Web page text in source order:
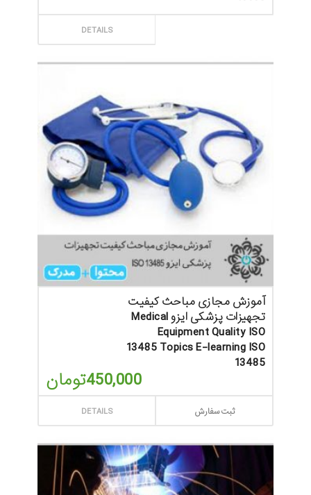
DETAILS
آموزش مجازی مباحث کیفیت
تجهیزات پزشکی ایزو Medical
Equipment Quality ISO
13485 Topics E-learning ISO
13485
450,000تومان
DETAILS ثبت سفارش